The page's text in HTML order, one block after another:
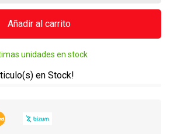
Añadir al carrito
unidades en stock
en Stock!